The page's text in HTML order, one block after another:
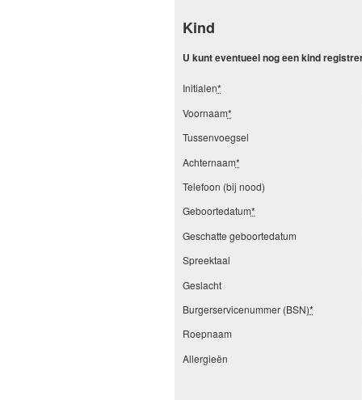
Kind
U kunt eventueel nog een kind
Initialen*
Voornaam*
Tussenvoegsel
Achternaam*
Telefoon (bij nood)
Geboortedatum*
Geschatte geboortedatum
Spreektaal
Geslacht
Burgerservicenummer (BSN)*
Roepnaam
Allergieën